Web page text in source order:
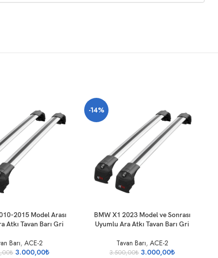
2015 Model Arası
Atkı Tavan Barı Gri
Barı, ACE-2
₺ 3.000,00₺
-14%
SEPETE EKLE
BMW X1 2023 Model ve Sonrası
Uyumlu Ara Atkı Tavan Barı Gri
Tavan Barı, ACE-2
3.500,00₺ 3.000,00₺